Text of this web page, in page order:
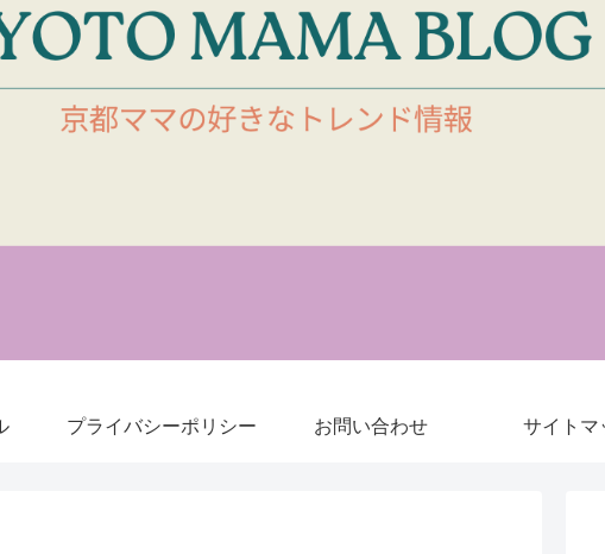
プライバシーポリシー お問い合わせ サイトマ